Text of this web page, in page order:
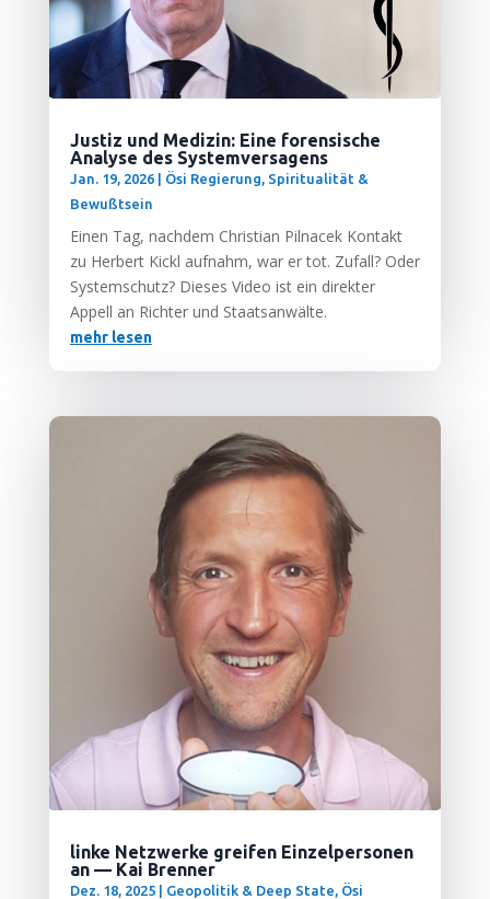
Justiz und Medizin: Eine forensische
Analyse des Systemversagens
Jan. 19, 2026| Ösi Regierung, Spiritualität &
Bewußtsein
Einen Tag, nach­dem Chris­ti­an Pil­nacek Kon­takt
zu Her­bert Kickl auf­nahm, war er tot. Zufall? Oder
Sys­tem­schutz? Die­ses Video ist ein direk­ter
Appell an Rich­ter und Staatsanwälte.
mehr lesen
linke Netzwerke greifen Einzelpersonen
an — Kai Brenner
Dez. 18, 2025| Geopolitik & Deep State, Ösi